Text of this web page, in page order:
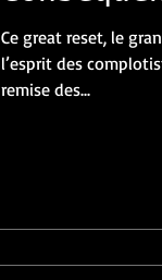
Ce great reset, le
l’esprit des
remise des...